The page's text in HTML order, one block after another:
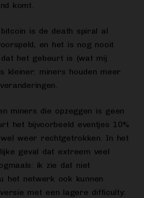
komt.
is de death spiral al
en het is nog nooit
dat het gebeurt is (wat mij
kleiner: miners houden meer
miners die opzeggen is geen
het bijvoorbeeld eventjes 10%
weer rechtgetrokken. In het
geval dat extreem veel
ik zie dat niet
het netwerk ook kunnen
met een lagere difficulty: